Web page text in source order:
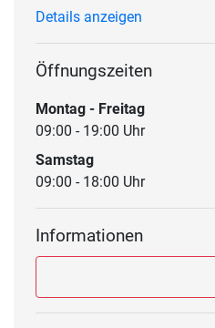
Details anzeigen
Öffnungszeiten
Montag - Freitag
09:00 - 19:00 Uhr
Samstag
09:00 - 18:00 Uhr
Informationen